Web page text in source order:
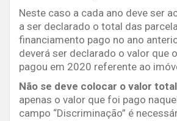
Neste caso a cada ano deve ser
a ser declarado o total das
financiamento pago no ano
deverá ser declarado o valor que
pagou em 2020 referente ao
Não se deve colocar o valor
apenas o valor que foi pago
campo “Discriminação” é